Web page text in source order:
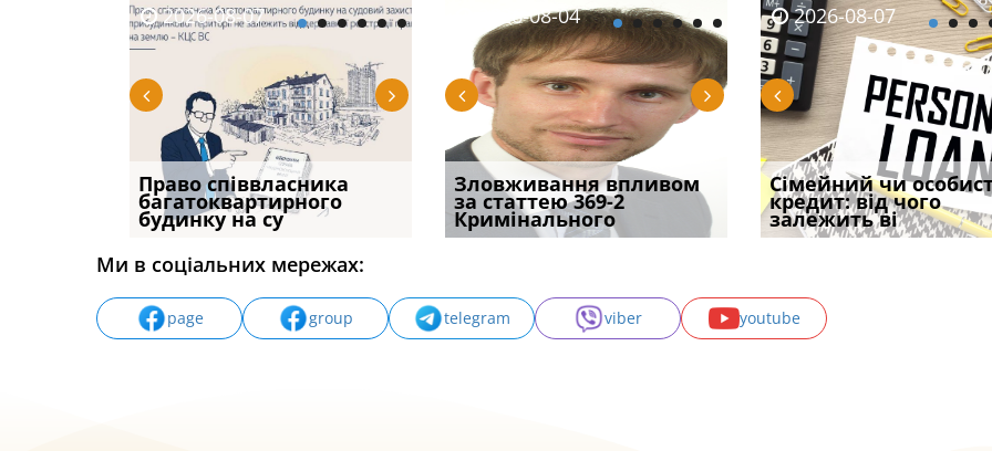
2026-08-07
Право співвласника
багатоквартирного
будинку на су
2026-08-06
Якщо суд встановив для
відшкодування шкоди
наявніс
2026-08-06
Документи, на яких не
проставляється
апостиль: пер
2026-08-03
Водії можуть отримати
компенсацію за
незаконні дії
2026-08-04
Зловживання впливом
за статтею 369-2
Кримінального
2026-08-04
Переоформлення
відстрочки за іншою
підставою: нов
2026-08-05
Чи потрібна ФОП
печатка у 2026 році:
правила засто
2026-08-07
Сімейний чи
кредит: від чого
залежить ві
2026-07-30
Восьмий ААС
підтвердив, що
може скас
Ми в соціальних мережах:
page group telegram viber youtube